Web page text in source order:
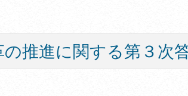
推進に関する第３次